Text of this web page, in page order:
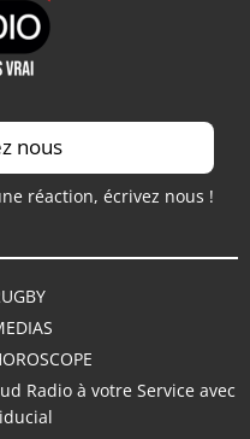
nous
réaction, écrivez nous !
Radio à votre Service avec